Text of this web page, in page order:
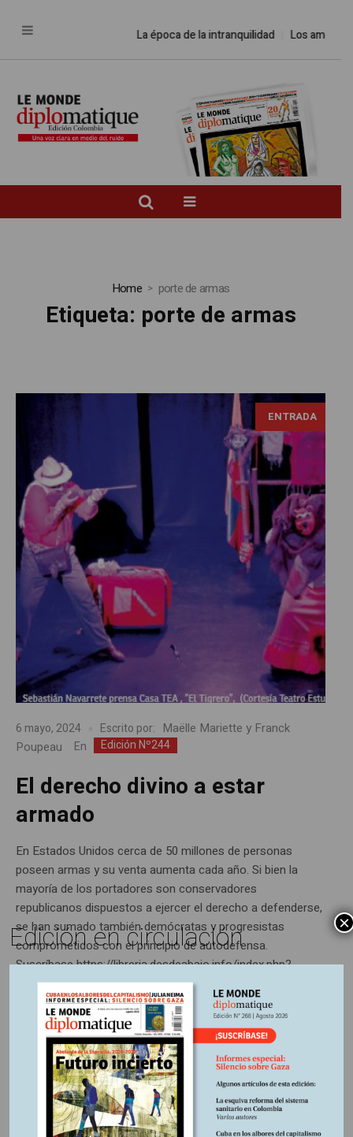
La época de la intranquilidad Los amos del
Home porte de armas
Etiqueta: porte de armas
ENTRADA
6 mayo, 2024 Escrito por: Maëlle Mariette y Franck
Poupeau
En Edición Nº244
El derecho divino a estar
armado
En Estados Unidos cerca de 50 millones de personas
poseen armas y su venta aumenta cada año. Si bien la
mayoría de los portadores son conservadores
republicanos dispuestos a ejercer el derecho a defenderse,
se han sumado también demócratas y progresistas
comprometidos con el principio de autodefensa.
Suscríbase https://libreria.desdeabajo.info/index.php?
route=product/product&product_id=180&search=suscri
Últimas publicaciones
Edición en circulación ×